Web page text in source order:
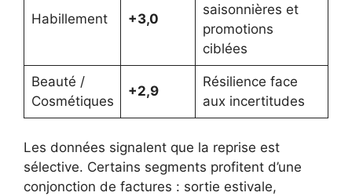
Habillement +3,0
saisonnières et
promotions
ciblées
Beauté /
Cosmétiques
+2,9
Résilience face
aux incertitudes
Les données signalent que la reprise est
sélective. Certains segments profitent d’une
conjonction de factures : sortie estivale,